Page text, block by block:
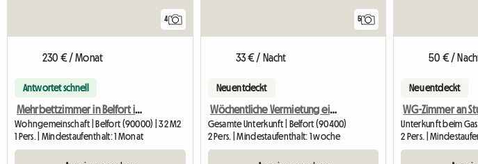
4
230 € / Monat
Antwortet schnell
Mehrbettzimmer in Belfort in der Nähe von Universitäten,
Wohngemeinschaft | Belfort (90000) | 32 M2
1 Pers. | Mindestaufenthalt: 1 Monat
5
33 € / Nacht
Neu entdeckt
Wöchentliche Vermietung eines möblierten Studios in Belfort
Gesamte Unterkunft | Belfort (90400)
2 Pers. | Mindestaufenthalt: 1 woche
50 € /
Neu entdeckt
2 Pers. |